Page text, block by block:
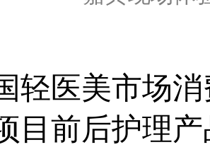
轻医美市场
目前后护理